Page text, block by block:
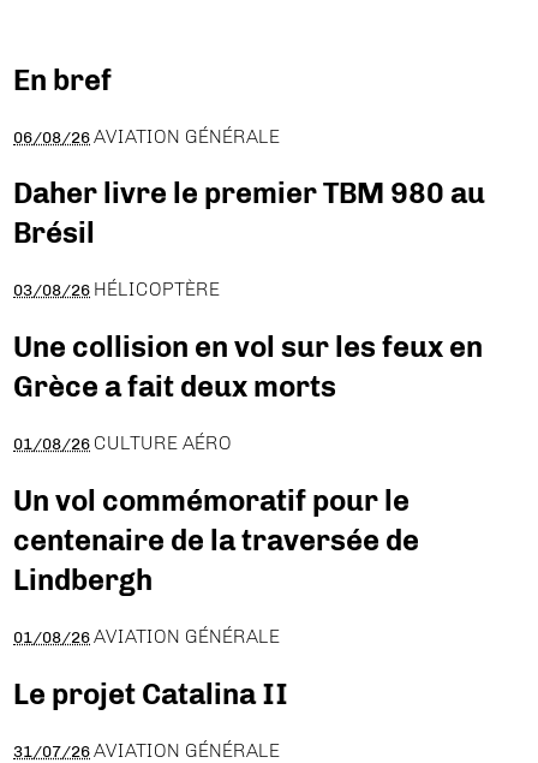
En bref
06/08/26 AVIATION GÉNÉRALE
Daher livre le premier TBM 980 au
Brésil
03/08/26 HÉLICOPTÈRE
Une collision en vol sur les feux en
Grèce a fait deux morts
01/08/26 CULTURE AÉRO
Un vol commémoratif pour le
centenaire de la traversée de
Lindbergh
01/08/26 AVIATION GÉNÉRALE
Le projet Catalina II
31/07/26 AVIATION GÉNÉRALE